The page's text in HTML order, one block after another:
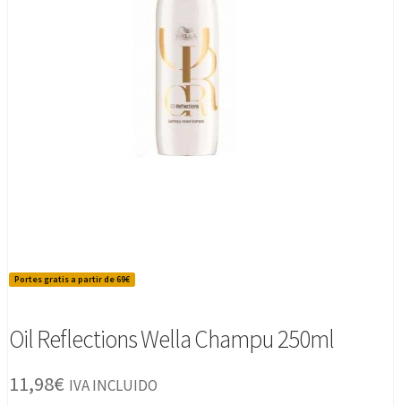
Portes gratis a partir de 69€
Oil Reflections Wella Champu 250ml
11,98€ IVA INCLUIDO